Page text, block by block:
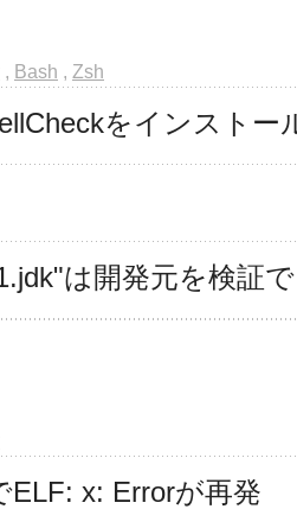
, Bash , Zsh
をインスト
は開発元を検証
ELF: x: Errorが再発